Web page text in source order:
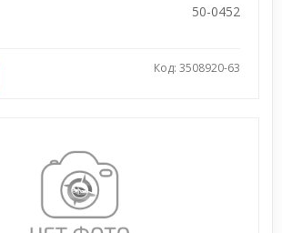
50-0452
Код: 3508920-63